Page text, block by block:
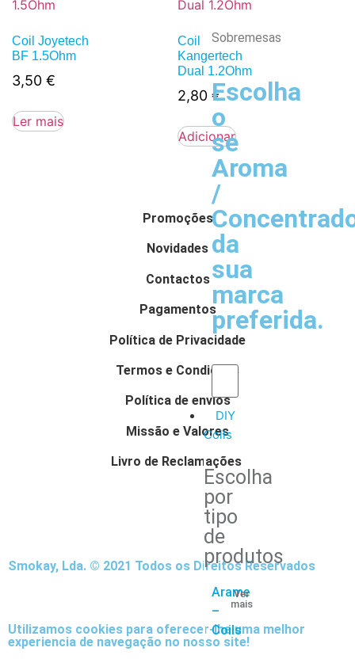
Sobremesas
Escolha
o
se
Aroma
/
da
sua
marca
preferida.
DIY
Coils
Escolha
por
tipo
de
produtos
Arame
–
Coils
Ver
mais
Coil Joyetech
BF 1.5Ohm
3,50 €
Ler mais
Coil
Kangertech
Dual 1.2Ohm
2,80 €
Adicionar
Promoções
Novidades
Contactos
Pagamentos
Política de Privacidade
Termos e Condições
Política de envios
Missão e Valores
Livro de Reclamações
Smokay, Lda. © 2021 Todos os Direitos Reservados
Utilizamos cookies para oferecer-lhe uma melhor
experiencia de navegação no nosso site!